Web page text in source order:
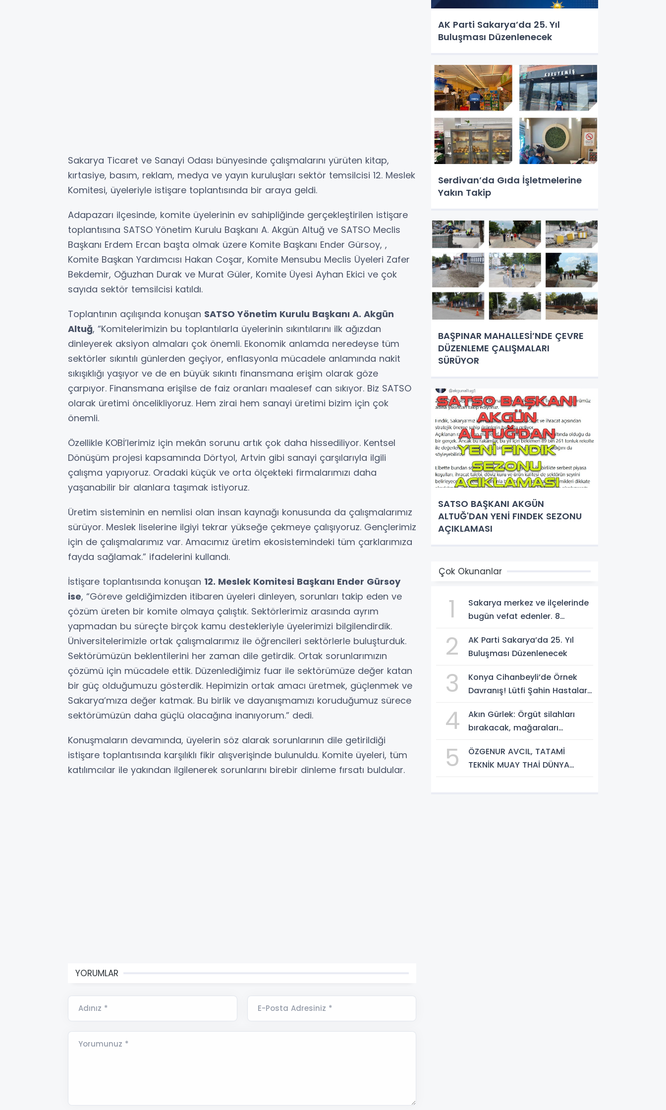
Sakarya Ticaret ve Sanayi Odası bünyesinde çalışmalarını yürüten kitap,
kırtasiye, basım, reklam, medya ve yayın kuruluşları sektör temsilcisi 12. Meslek
Komitesi, üyeleriyle istişare toplantısında bir araya geldi.
Adapazarı ilçesinde, komite üyelerinin ev sahipliğinde gerçekleştirilen istişare
toplantısına SATSO Yönetim Kurulu Başkanı A. Akgün Altuğ ve SATSO Meclis
Başkanı Erdem Ercan başta olmak üzere Komite Başkanı Ender Gürsoy, ,
Komite Başkan Yardımcısı Hakan Coşar, Komite Mensubu Meclis Üyeleri Zafer
Bekdemir, Oğuzhan Durak ve Murat Güler, Komite Üyesi Ayhan Ekici ve çok
sayıda sektör temsilcisi katıldı.
Toplantının açılışında konuşan SATSO Yönetim Kurulu Başkanı A. Akgün
Altuğ, “Komitelerimizin bu toplantılarla üyelerinin sıkıntılarını ilk ağızdan
dinleyerek aksiyon almaları çok önemli. Ekonomik anlamda neredeyse tüm
sektörler sıkıntılı günlerden geçiyor, enflasyonla mücadele anlamında nakit
sıkışıklığı yaşıyor ve de en büyük sıkıntı finansmana erişim olarak göze
çarpıyor. Finansmana erişilse de faiz oranları maalesef can sıkıyor. Biz SATSO
olarak üretimi öncelikliyoruz. Hem zirai hem sanayi üretimi bizim için çok
önemli.
Özellikle KOBİ’lerimiz için mekân sorunu artık çok daha hissediliyor. Kentsel
Dönüşüm projesi kapsamında Dörtyol, Artvin gibi sanayi çarşılarıyla ilgili
çalışma yapıyoruz. Oradaki küçük ve orta ölçekteki firmalarımızı daha
yaşanabilir bir alanlara taşımak istiyoruz.
Üretim sisteminin en nemlisi olan insan kaynağı konusunda da çalışmalarımız
sürüyor. Meslek liselerine ilgiyi tekrar yükseğe çekmeye çalışıyoruz. Gençlerimiz
için de çalışmalarımız var. Amacımız üretim ekosistemindeki tüm çarklarımıza
fayda sağlamak.” ifadelerini kullandı.
İstişare toplantısında konuşan 12. Meslek Komitesi Başkanı Ender Gürsoy
ise, “Göreve geldiğimizden itibaren üyeleri dinleyen, sorunları takip eden ve
çözüm üreten bir komite olmaya çalıştık. Sektörlerimiz arasında ayrım
yapmadan bu süreçte birçok kamu destekleriyle üyelerimizi bilgilendirdik.
Üniversitelerimizle ortak çalışmalarımız ile öğrencileri sektörlerle buluşturduk.
Sektörümüzün beklentilerini her zaman dile getirdik. Ortak sorunlarımızın
çözümü için mücadele ettik. Düzenlediğimiz fuar ile sektörümüze değer katan
bir güç olduğumuzu gösterdik. Hepimizin ortak amacı üretmek, güçlenmek ve
Sakarya’mıza değer katmak. Bu birlik ve dayanışmamızı koruduğumuz sürece
sektörümüzün daha güçlü olacağına inanıyorum.” dedi.
Konuşmaların devamında, üyelerin söz alarak sorunlarının dile getirildiği
istişare toplantısında karşılıklı fikir alışverişinde bulunuldu. Komite üyeleri, tüm
katılımcılar ile yakından ilgilenerek sorunlarını birebir dinleme fırsatı buldular.
YORUMLAR
Adınız * E-Posta Adresiniz *
Yorumunuz *
AK Parti Sakarya’da 25. Yıl
Buluşması Düzenlenecek
Serdivan’da Gıda İşletmelerine
Yakın Takip
BAŞPINAR MAHALLESİ’NDE ÇEVRE
DÜZENLEME ÇALIŞMALARI
SÜRÜYOR
SATSO BAŞKANI AKGÜN
ALTUĞ'DAN YENİ FINDEK SEZONU
AÇIKLAMASI
Çok Okunanlar
1
Sakarya merkez ve ilçelerinde
bugün vefat edenler. 8
2
AK Parti Sakarya’da 25. Yıl
Buluşması Düzenlenecek
3
Konya Cihanbeyli’de Örnek
Davranış! Lütfi Şahin Hastalara
4
Akın Gürlek: Örgüt silahları
bırakacak, mağaraları
5
ÖZGENUR AVCIL, TATAMİ
TEKNİK MUAY THAİ DÜNYA